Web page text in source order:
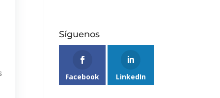
Síguenos
Facebook LinkedIn